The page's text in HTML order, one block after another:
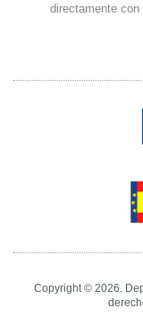
directamente con
Copyright © 2026.